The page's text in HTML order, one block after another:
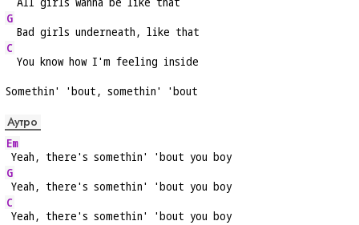
G
  Bad girls underneath, like that
C
  You know how I'm feeling inside
Somethin' 'bout, somethin' 'bout
Аутро
Em
Yeah, there's somethin' 'bout you boy
G
Yeah, there's somethin' 'bout you boy
C
Yeah, there's somethin' 'bout you boy